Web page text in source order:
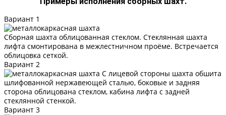
Вариант 1
Сборная шахта облицованная стеклом. Стеклянная шахта
лифта смонтирована в межлестничном проёме. Встречается
облицовка сеткой.
Вариант 2
С лицевой стороны шахта обшита
шлифованной нержавеющей сталью, боковые и задняя
сторона облицована стеклом, кабина лифта с задней
стеклянной стенкой.
Вариант 3